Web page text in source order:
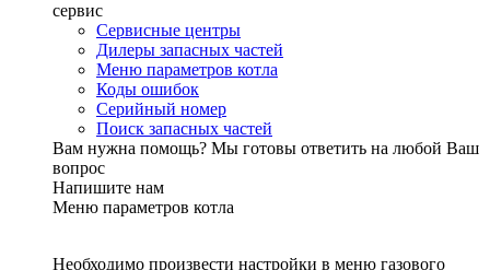
сервис
Сервисные центры
Дилеры запасных частей
Меню параметров котла
Коды ошибок
Серийный номер
Поиск запасных частей
Вам нужна помощь? Мы готовы ответить на любой Ваш
вопрос
Напишите нам
Меню параметров котла
Необходимо произвести настройки в меню газового